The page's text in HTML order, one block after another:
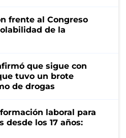
frente al Congreso
de la
que sigue con
tuvo un brote
de drogas
laboral para
desde los 17 años: